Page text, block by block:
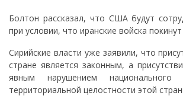
Болтон рассказал, что США будут
при условии, что иранские войска покинут
Сирийские власти уже заявили, что
стране является законным, а
явным нарушением национального
территориальной целостности этой